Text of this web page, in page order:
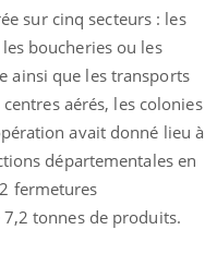
sur cinq secteurs : les
boucheries ou les
ainsi que les transports
aérés, les colonies
avait donné lieu à
départementales en
fermetures
tonnes de produits.
Fortes chaleurs :
pourquoi le risque de
noyade grimpe-t-il ?
Le Viagra pourrait-il
cancer ?
Pourquoi manger moins